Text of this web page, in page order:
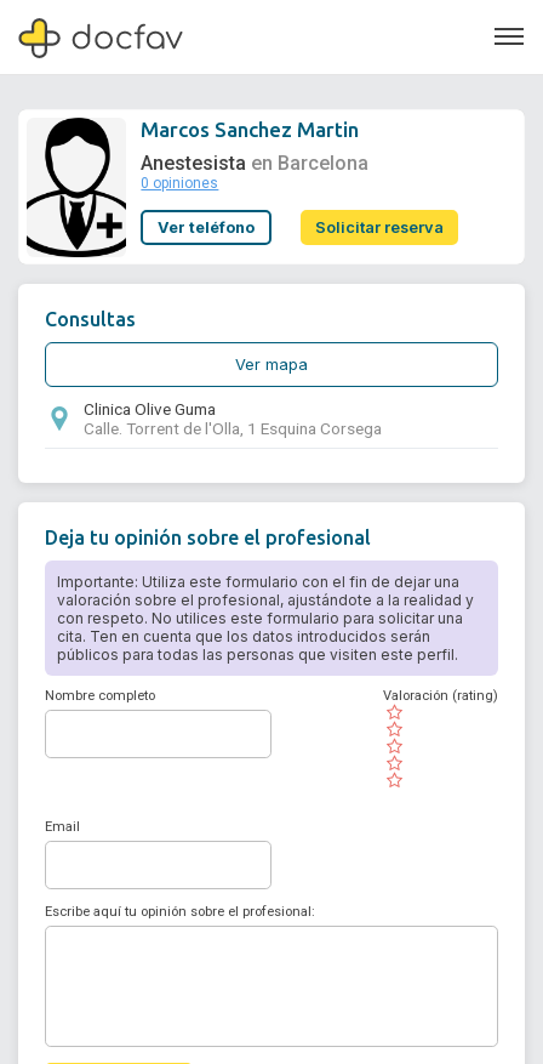
Soporte
Marcos Sanchez Martin
Anestesista en Barcelona
0 opiniones
Ver teléfono Solicitar reserva
Consultas
Ver mapa
Clinica Olive Guma
Calle. Torrent de l'Olla, 1 Esquina Corsega
Deja tu opinión sobre el profesional
Importante: Utiliza este formulario con el fin de dejar una
valoración sobre el profesional, ajustándote a la realidad y
con respeto. No utilices este formulario para solicitar una
cita. Ten en cuenta que los datos introducidos serán
públicos para todas las personas que visiten este perfil.
Nombre completo
( )
( )
( )
( )
( )
Valoración (rating)
Email
Escribe aquí tu opinión sobre el profesional: